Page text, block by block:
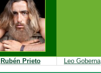
Rubén Prieto Leo Goberna